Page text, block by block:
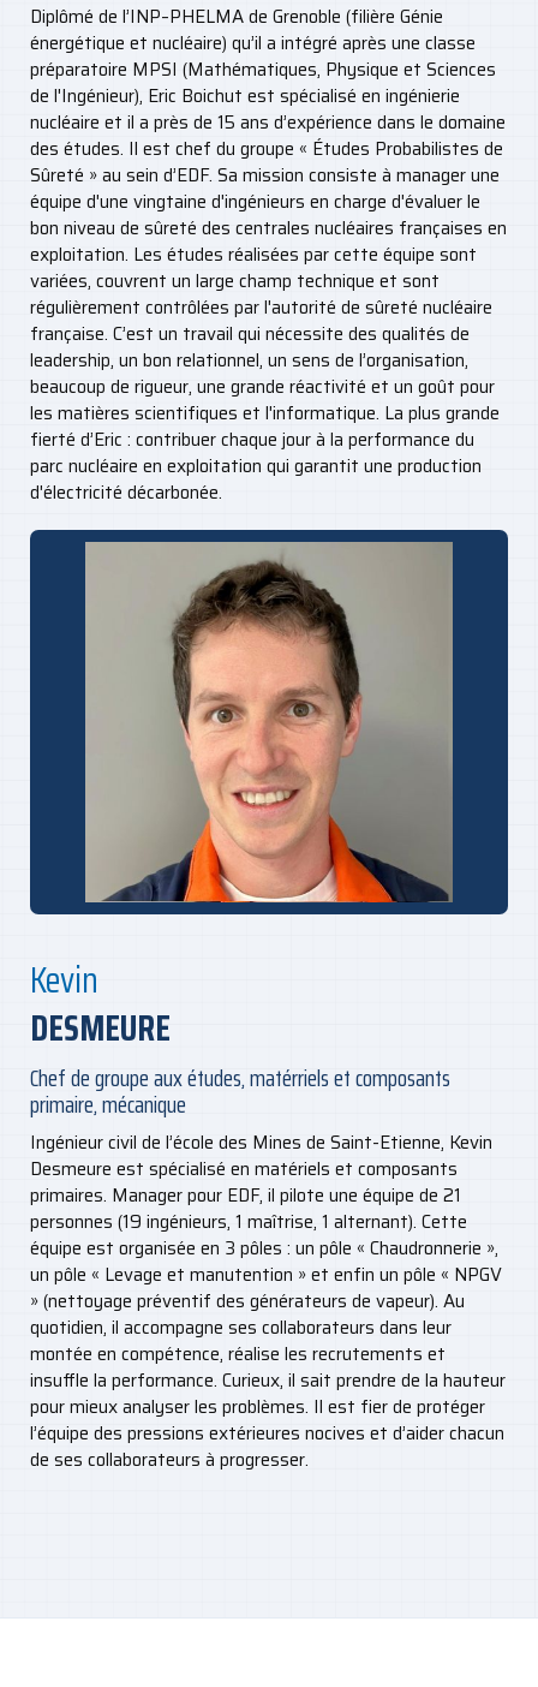
Diplômé de l’INP–PHELMA de Grenoble (filière Génie
énergétique et nucléaire) qu’il a intégré après une classe
préparatoire MPSI (Mathématiques, Physique et Sciences
de l'Ingénieur), Eric Boichut est spécialisé en ingénierie
nucléaire et il a près de 15 ans d’expérience dans le domaine
des études. Il est chef du groupe « Études Probabilistes de
Sûreté » au sein d’EDF. Sa mission consiste à manager une
équipe d'une vingtaine d'ingénieurs en charge d'évaluer le
bon niveau de sûreté des centrales nucléaires françaises en
exploitation. Les études réalisées par cette équipe sont
variées, couvrent un large champ technique et sont
régulièrement contrôlées par l'autorité de sûreté nucléaire
française. C’est un travail qui nécessite des qualités de
leadership, un bon relationnel, un sens de l’organisation,
beaucoup de rigueur, une grande réactivité et un goût pour
les matières scientifiques et l'informatique. La plus grande
fierté d’Eric : contribuer chaque jour à la performance du
parc nucléaire en exploitation qui garantit une production
d'électricité décarbonée.
Kevin
DESMEURE
Chef de groupe aux études, matérriels et composants
primaire, mécanique
Ingénieur civil de l’école des Mines de Saint-Etienne, Kevin
Desmeure est spécialisé en matériels et composants
primaires. Manager pour EDF, il pilote une équipe de 21
personnes (19 ingénieurs, 1 maîtrise, 1 alternant). Cette
équipe est organisée en 3 pôles : un pôle « Chaudronnerie »,
un pôle « Levage et manutention » et enfin un pôle « NPGV
» (nettoyage préventif des générateurs de vapeur). Au
quotidien, il accompagne ses collaborateurs dans leur
montée en compétence, réalise les recrutements et
insuffle la performance. Curieux, il sait prendre de la hauteur
pour mieux analyser les problèmes. Il est fier de protéger
l’équipe des pressions extérieures nocives et d’aider chacun
de ses collaborateurs à progresser.